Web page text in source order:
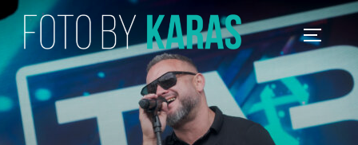
Skip
content